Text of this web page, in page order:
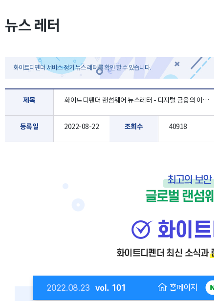
뉴스 레터
화이트디펜더 서비스 정기 뉴스 레터를 확인 할 수 있습니다.
제목 화이트디펜더 랜섬웨어 뉴스레터 - 디지털 금융의 이면… 가상 자산 해킹 주의보! [8월 4주]
등록일 2022-08-22 조회수 40918